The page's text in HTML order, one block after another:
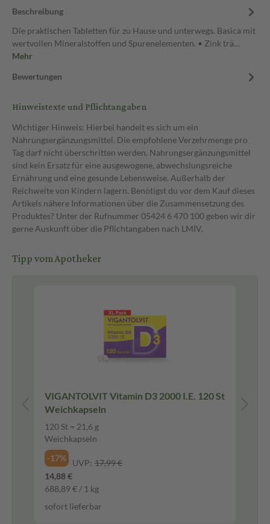
Beschreibung
Die praktischen Tabletten für zu Hause und unterwegs. Basica mit
wertvollen Mineralstoffen und Spurenelementen. • Zink trä…
Mehr
Bewertungen
Hinweistexte und Pflichtangaben
Wichtiger Hinweis: Hierbei handelt es sich um ein
Nahrungsergänzungsmittel. Die empfohlene Verzehrmenge pro
Tag darf nicht überschritten werden. Nahrungsergänzungsmittel
sind kein Ersatz für eine ausgewogene, abwechslungsreiche
Ernährung und eine gesunde Lebensweise. Außerhalb der
Reichweite von Kindern lagern. Benötigst du vor dem Kauf dieses
Artikels nähere Informationen über die Zusammensetzung des
Produktes? Unter der Rufnummer 05424 6 470 100 geben wir dir
gerne Auskunft über die Pflichtangaben nach LMIV.
Tipp vom Apotheker
VIGANTOLVIT Vitamin D3 2000 I.E. 120 St
Weichkapseln
120 St = 21,6 g
Weichkapseln
-17%
UVP: 17,99 €
14,88 €
688,89 € / 1 kg
sofort lieferbar